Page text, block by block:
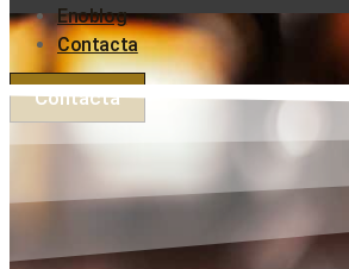
Enoblog
Contacta
Contacta